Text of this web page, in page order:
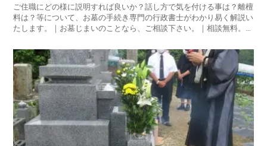
ご住職にどの様に説明すれば良いか？話し方で気を付ける事は？離檀
料は？等について、お墓の手続き専門の行政書士がわかり易く解説い
たします。｜お墓じまいのことなら、ご相談下さい。｜相談無料。土